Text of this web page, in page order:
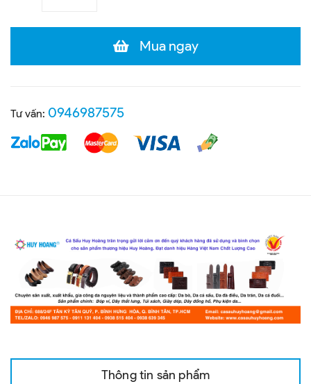
Mua ngay
Tư vấn: 0946987575
Thông tin sản phẩm